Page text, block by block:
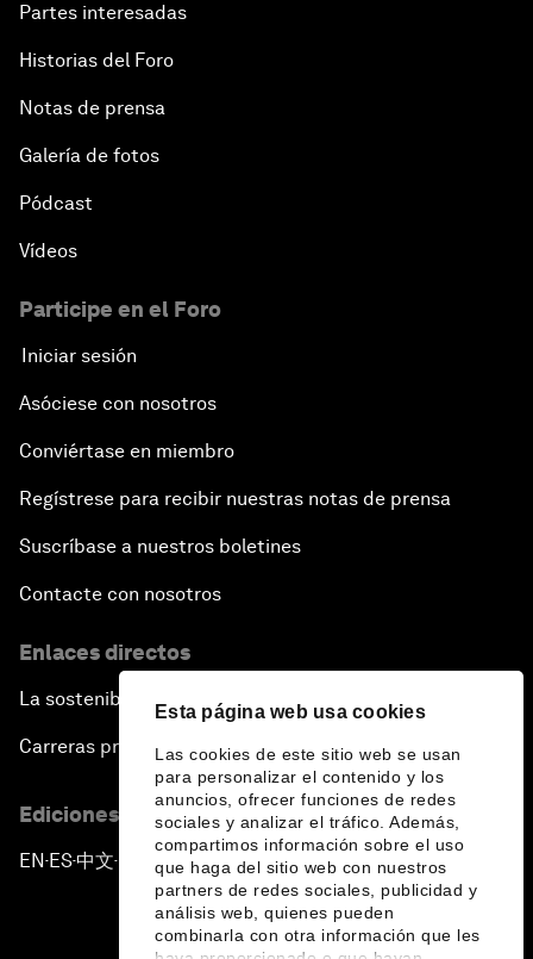
Esta página web usa cookies
Las cookies de este sitio web se usan
para personalizar el contenido y los
anuncios, ofrecer funciones de redes
sociales y analizar el tráfico. Además,
compartimos información sobre el uso
que haga del sitio web con nuestros
partners de redes sociales, publicidad y
análisis web, quienes pueden
combinarla con otra información que les
Partes interesadas
Historias del Foro
Notas de prensa
Galería de fotos
Pódcast
Vídeos
Participe en el Foro
Iniciar sesión
Asóciese con nosotros
Conviértase en miembro
Regístrese para recibir nuestras notas de prensa
Suscríbase a nuestros boletines
Contacte con nosotros
Enlaces directos
La sostenibilidad en el Foro
Carreras profesionales
Ediciones en otros idiomas
EN ▪ ES▪中文▪ 日本語